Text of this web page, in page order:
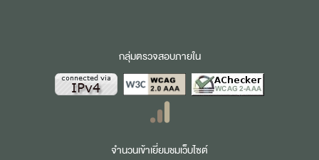
กลุ่มตรวจสอบภายใน
จำนวนเข้าเยี่ยมชมเว็บไซต์